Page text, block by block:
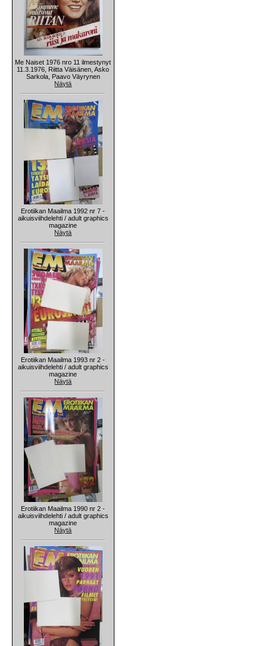
Me Naiset 1976 nro 11 ilmestynyt
11.3.1976, Riitta Väisänen, Asko
Sarkola, Paavo Väyrynen
Näytä
Erotiikan Maailma 1992 nr 7 -
aikuisviihdelehti / adult graphics
magazine
Näytä
Erotiikan Maailma 1993 nr 2 -
aikuisviihdelehti / adult graphics
magazine
Näytä
Erotiikan Maailma 1990 nr 2 -
aikuisviihdelehti / adult graphics
magazine
Näytä